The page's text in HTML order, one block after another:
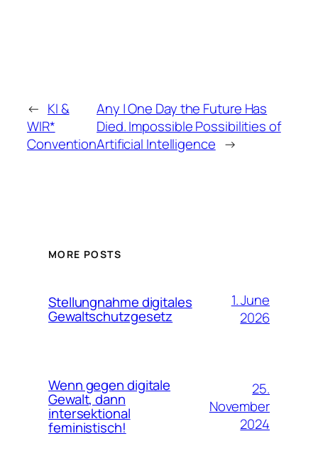
← KI &
WIR*
Convention
Any | One Day the Future Has
Died. Impossible Possibilities of
Artificial Intelligence →
MORE POSTS
Stellungnahme digitales
Gewaltschutzgesetz
1. June
2026
Wenn gegen digitale
Gewalt, dann
intersektional
feministisch!
25.
November
2024